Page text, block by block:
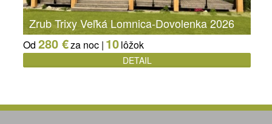
Zrub Trixy Veľká Lomnica-Dovolenka 2026
Od 280 €za noc | 10lôžok
DETAIL